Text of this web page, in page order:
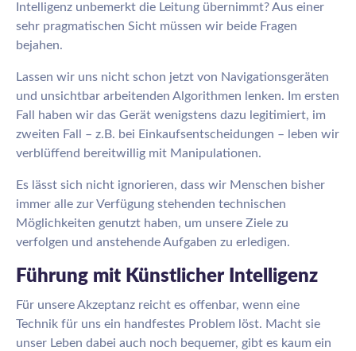
Intelligenz unbemerkt die Leitung übernimmt? Aus einer
sehr pragmatischen Sicht müssen wir beide Fragen
bejahen.
Lassen wir uns nicht schon jetzt von Navigationsgeräten
und unsichtbar arbeitenden Algorithmen lenken. Im ersten
Fall haben wir das Gerät wenigstens dazu legitimiert, im
zweiten Fall – z.B. bei Einkaufsentscheidungen – leben wir
verblüffend bereitwillig mit Manipulationen.
Es lässt sich nicht ignorieren, dass wir Menschen bisher
immer alle zur Verfügung stehenden technischen
Möglichkeiten genutzt haben, um unsere Ziele zu
verfolgen und anstehende Aufgaben zu erledigen.
Führung mit Künstlicher Intelligenz
Für unsere Akzeptanz reicht es offenbar, wenn eine
Technik für uns ein handfestes Problem löst. Macht sie
unser Leben dabei auch noch bequemer, gibt es kaum ein